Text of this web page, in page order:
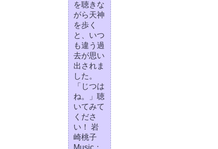
を聴きな
がら天神
を歩く
と、いつ
も違う過
去が思い
出されま
した。
「じつは
ね。」聴
いてみて
くださ
い！ 岩
崎桃子